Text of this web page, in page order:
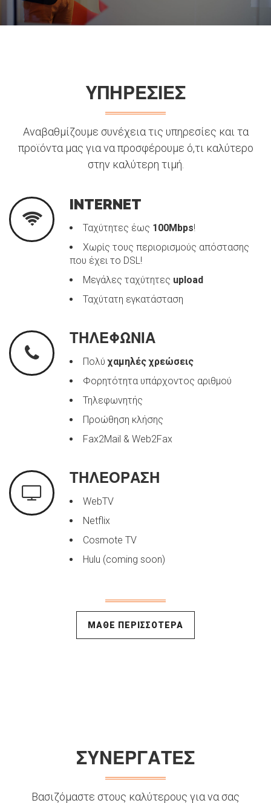
ΥΠΗΡΕΣΙΕΣ
Αναβαθμίζουμε συνέχεια τις υπηρεσίες και τα
προϊόντα μας για να προσφέρουμε ό,τι καλύτερο
στην καλύτερη τιμή.
INTERNET
Ταχύτητες έως 100Mbps!
Χωρίς τους περιορισμούς απόστασης
που έχει το DSL!
Μεγάλες ταχύτητες upload
Ταχύτατη εγκατάσταση
ΤΗΛΕΦΩΝΙΑ
Πολύχαμηλές χρεώσεις
Φορητότητα υπάρχοντος αριθμού
Τηλεφωνητής
Προώθηση κλήσης
Fax2Mail & Web2Fax
ΤΗΛΕΟΡΑΣΗ
WebTV
Netflix
Cosmote TV
Hulu (coming soon)
ΜΑΘΕ ΠΕΡΙΣΣΟΤΕΡΑ
ΣΥΝΕΡΓΑΤΕΣ
Βασιζόμαστε στους καλύτερους για να σας